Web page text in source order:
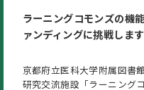
ラーニングコモンズの機
ァンディングに挑戦します
京都府立医科大学附属図書
研究交流施設「ラーニング